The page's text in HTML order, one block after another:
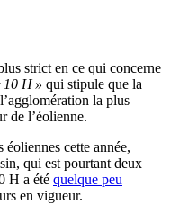
strict en ce qui concerne
10 H » qui stipule que la
la plus
de l’éolienne.
cette année,
qui est pourtant deux
H a été quelque peu
en vigueur.